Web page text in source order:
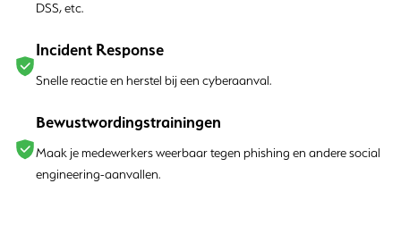
DSS, etc.
Incident Response
Snelle reactie en herstel bij een cyberaanval.
Bewustwordingstrainingen
Maak je medewerkers weerbaar tegen phishing en andere social
engineering-aanvallen.